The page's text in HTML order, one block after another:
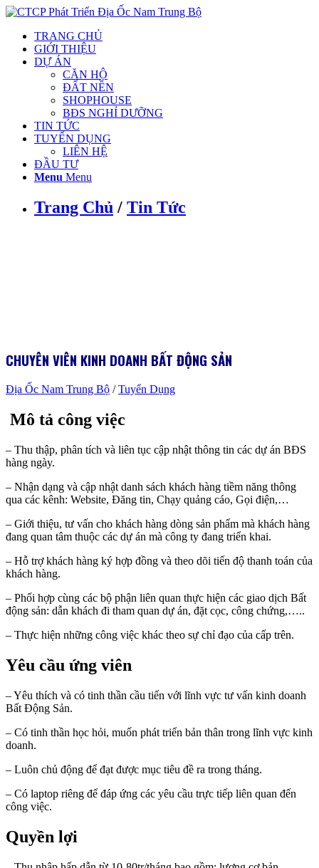
TRANG CHỦ
GIỚI THIỆU
DỰ ÁN
CĂN HỘ
ĐẤT NỀN
SHOPHOUSE
BĐS NGHỈ DƯỠNG
TIN TỨC
TUYỂN DỤNG
LIÊN HỆ
ĐẦU TƯ
Menu Menu
Trang Chủ / Tin Tức
CHUYÊN VIÊN KINH DOANH BẤT ĐỘNG SẢN
Địa Ốc Nam Trung Bộ /Tuyển Dụng
Mô tả công việc
– Thu thập, phân tích và liên tục cập nhật thông tin các dự án BĐS
hàng ngày.
– Nhận dạng và cập nhật danh sách khách hàng tiềm năng thông
qua các kênh: Website, Đăng tin, Chạy quảng cáo, Gọi điện,…
– Giới thiệu, tư vấn cho khách hàng dòng sản phẩm mà khách hàng
đang quan tâm thuộc các dự án mà công ty đang triển khai.
– Hỗ trợ khách hàng ký hợp đồng và theo dõi tiến độ thanh toán của
khách hàng.
– Phối hợp cùng các bộ phận liên quan thực hiện các giao dịch Bất
động sản: dẫn khách đi tham quan dự án, đặt cọc, công chứng,…..
– Thực hiện những công việc khác theo sự chỉ đạo của cấp trên.
Yêu cầu ứng viên
– Yêu thích và có tinh thần cầu tiến với lĩnh vực tư vấn kinh doanh
Bất Động Sản.
– Có tinh thần học hỏi, muốn phát triển bản thân trong lĩnh vực kinh
doanh.
– Luôn chủ động để đạt được mục tiêu đề ra trong tháng.
– Có laptop riêng để đáp ứng các yêu cầu trực tiếp liên quan đến
công việc.
Quyền lợi